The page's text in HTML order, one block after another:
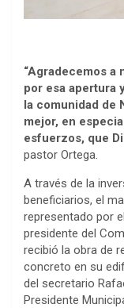
“Agradecemos a
por esa apertura
la comunidad de
mejor, en
esfuerzos, que
pastor Ortega.
A través de la
beneficiarios, el
representado por
presidente del
recibió la obra de
concreto en su
del secretario
Presidente